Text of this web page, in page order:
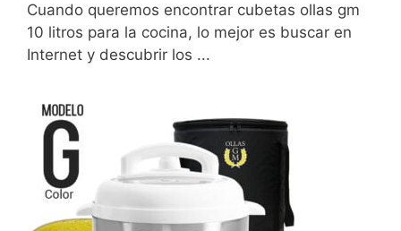
Cuando queremos encontrar cubetas ollas gm
10 litros para la cocina, lo mejor es buscar en
Internet y descubrir los ...